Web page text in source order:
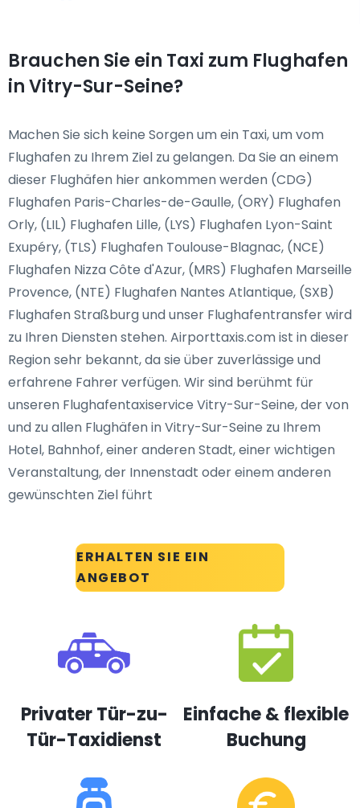
ERHALTEN SIE EIN
ANGEBOT
Brauchen Sie ein Taxi zum Flughafen
in Vitry-Sur-Seine?
Machen Sie sich keine Sorgen um ein Taxi, um vom
Flughafen zu Ihrem Ziel zu gelangen. Da Sie an einem
dieser Flughäfen hier ankommen werden (CDG)
Flughafen Paris-Charles-de-Gaulle, (ORY) Flughafen
Orly, (LIL) Flughafen Lille, (LYS) Flughafen Lyon-Saint
Exupéry, (TLS) Flughafen Toulouse-Blagnac, (NCE)
Flughafen Nizza Côte d'Azur, (MRS) Flughafen Marseille
Provence, (NTE) Flughafen Nantes Atlantique, (SXB)
Flughafen Straßburg und unser Flughafentransfer wird
zu Ihren Diensten stehen. Airporttaxis.com ist in dieser
Region sehr bekannt, da sie über zuverlässige und
erfahrene Fahrer verfügen. Wir sind berühmt für
unseren Flughafentaxiservice Vitry-Sur-Seine, der von
und zu allen Flughäfen in Vitry-Sur-Seine zu Ihrem
Hotel, Bahnhof, einer anderen Stadt, einer wichtigen
Veranstaltung, der Innenstadt oder einem anderen
gewünschten Ziel führt
Privater Tür-zu-
Tür-Taxidienst
Einfache & flexible
Buchung